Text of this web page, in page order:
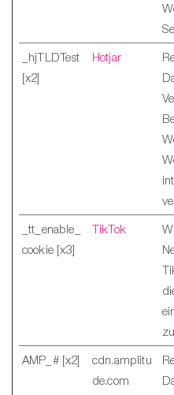
_hjTLDTest
[x2]
Hotjar
_tt_enable_
cookie [x3]
TikTok
AMP_# [x2]
cdn.amplitu
de.com